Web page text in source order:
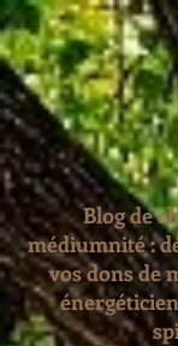
Blog de
médiumnité :
vos dons de